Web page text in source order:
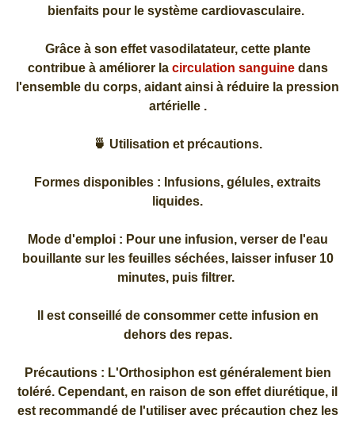
bienfaits pour le système cardiovasculaire.
Grâce à son effet vasodilatateur, cette plante
contribue à améliorer la circulation sanguinedans
l'ensemble du corps, aidant ainsi à réduire la pression
artérielle .
🍵 Utilisation et précautions.
Formes disponibles : Infusions, gélules, extraits
liquides.
Mode d'emploi : Pour une infusion, verser de l'eau
bouillante sur les feuilles séchées, laisser infuser 10
minutes, puis filtrer.
Il est conseillé de consommer cette infusion en
dehors des repas.
Précautions : L'Orthosiphon est généralement bien
toléré. Cependant, en raison de son effet diurétique, il
est recommandé de l'utiliser avec précaution chez les